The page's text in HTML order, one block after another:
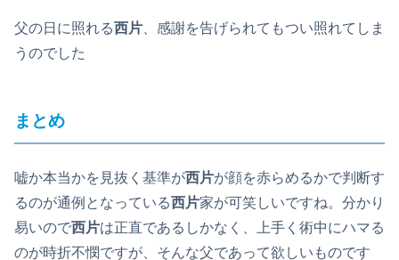
父の日に照れる西片 、感謝を告げられてもつい照れてしま
うのでした
まとめ
嘘か本当かを見抜く基準が西片が顔を赤らめるかで判断す
るのが通例となっている西片家が可笑しいですね。分かり
易いので西片は正直であるしかなく、上手く術中にハマる
のが時折不憫ですが、そんな父であって欲しいものです